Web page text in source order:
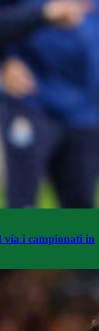
via i campionati in